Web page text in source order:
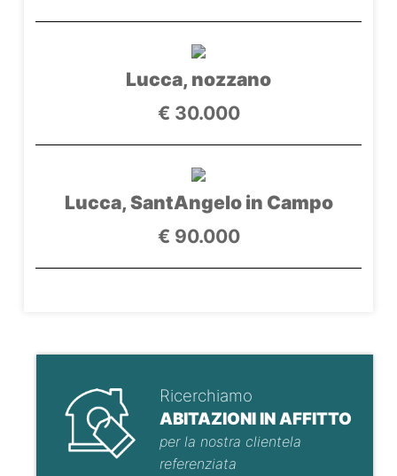
Lucca, nozzano
€ 30.000
Lucca, SantAngelo in Campo
€ 90.000
Ricerchiamo
ABITAZIONI IN AFFITTO
per la nostra clientela
referenziata